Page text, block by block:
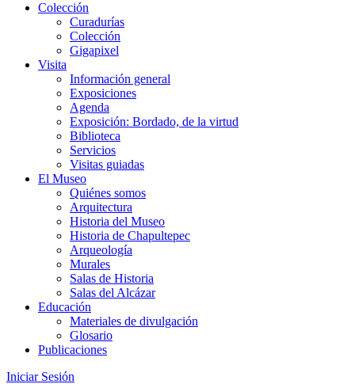
Colección
Curadurías
Colección
Gigapixel
Visita
Información general
Exposiciones
Agenda
Exposición: Bordado, de la virtud
Biblioteca
Servicios
Visitas guiadas
El Museo
Quiénes somos
Arquitectura
Historia del Museo
Historia de Chapultepec
Arqueología
Murales
Salas de Historia
Salas del Alcázar
Educación
Materiales de divulgación
Glosario
Publicaciones
Iniciar Sesión